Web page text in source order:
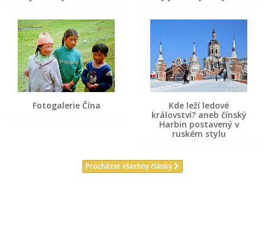
Fotogalerie Čína
Kde leží ledové
království? aneb čínský
Harbin postavený v
ruském stylu
Procházet všechny články